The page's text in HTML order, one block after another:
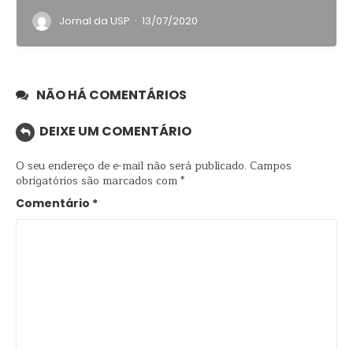
Jornal da USP · 13/07/2020
NÃO HÁ COMENTÁRIOS
DEIXE UM COMENTÁRIO
O seu endereço de e-mail não será publicado. Campos
obrigatórios são marcados com*
Comentário *